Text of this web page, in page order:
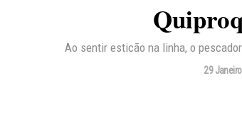
Ao sentir esticão na linha, o
29